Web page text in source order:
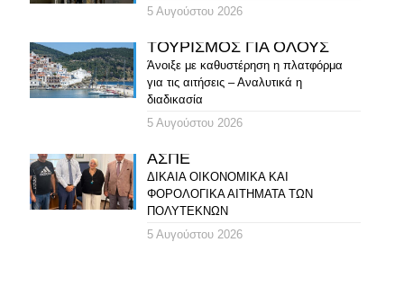
5 Αυγούστου 2026
ΤΟΥΡΙΣΜΟΣ ΓΙΑ ΟΛΟΥΣ
Άνοιξε με καθυστέρηση η πλατφόρμα
για τις αιτήσεις – Αναλυτικά η
διαδικασία
5 Αυγούστου 2026
ΑΣΠΕ
ΔΙΚΑΙΑ ΟΙΚΟΝΟΜΙΚΑ ΚΑΙ
ΦΟΡΟΛΟΓΙΚΑ ΑΙΤΗΜΑΤΑ ΤΩΝ
ΠΟΛΥΤΕΚΝΩΝ
5 Αυγούστου 2026